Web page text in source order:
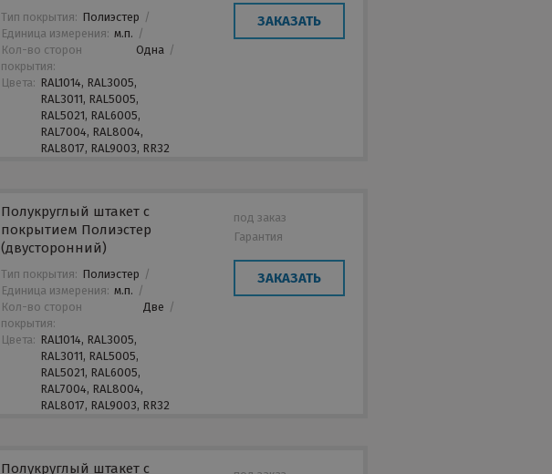
Тип покрытия: Полиэстер /
Единица измерения: м.п. /
Кол-во сторон
покрытия:
Одна /
Цвета: RAL1014, RAL3005,
RAL3011, RAL5005,
RAL5021, RAL6005,
RAL7004, RAL8004,
RAL8017, RAL9003, RR32
ЗАКАЗАТЬ
Полукруглый штакет с
покрытием Полиэстер
(двусторонний)
Тип покрытия: Полиэстер /
Единица измерения: м.п. /
Кол-во сторон
покрытия:
Две /
Цвета: RAL1014, RAL3005,
RAL3011, RAL5005,
RAL5021, RAL6005,
RAL7004, RAL8004,
RAL8017, RAL9003, RR32
под заказ
Гарантия
ЗАКАЗАТЬ
Полукруглый штакет с